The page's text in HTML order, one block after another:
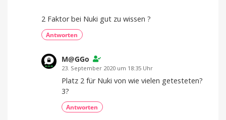
2 Faktor bei Nuki gut zu wissen ?
Antworten
M@GGo
23. September 2020 um 18:35 Uhr
Platz 2 für Nuki von wie vielen getesteten?
3?
Antworten